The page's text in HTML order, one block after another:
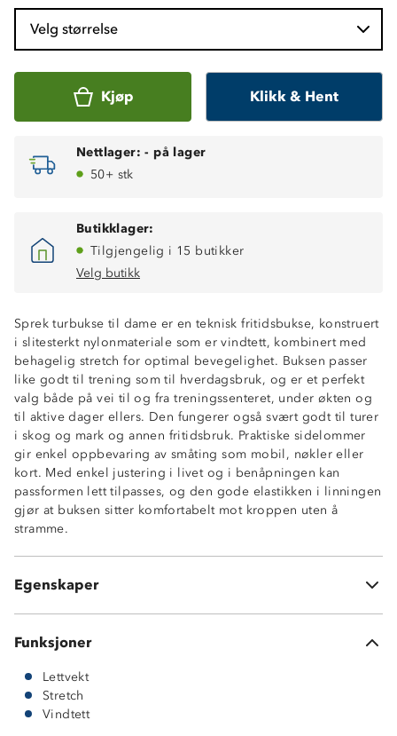
Velg størrelse
Kjøp Klikk & Hent
Nettlager: - på lager
50+ stk
Butikklager:
Tilgjengelig i 15 butikker
Velg butikk
Sprek turbukse til dame er en teknisk fritidsbukse, konstruert
i slitesterkt nylonmateriale som er vindtett, kombinert med
behagelig stretch for optimal bevegelighet. Buksen passer
like godt til trening som til hverdagsbruk, og er et perfekt
valg både på vei til og fra treningssenteret, under økten og
til aktive dager ellers. Den fungerer også svært godt til turer
i skog og mark og annen fritidsbruk. Praktiske sidelommer
gir enkel oppbevaring av småting som mobil, nøkler eller
kort. Med enkel justering i livet og i benåpningen kan
passformen lett tilpasses, og den gode elastikken i linningen
gjør at buksen sitter komfortabelt mot kroppen uten å
stramme.
Egenskaper
Vindtett
4-veis stretch
2 sidelommer
Strikkjustering i livet
Elastisk linning
Normal passform
OekoTex® standard 100
Funksjoner
Lettvekt
Stretch
Vindtett